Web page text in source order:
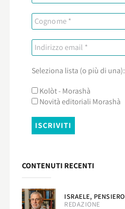
Seleziona lista (o più di una):
Kolòt - Morashà
Novità editoriali Morashà
CONTENUTI RECENTI
ISRAELE, PENSIERO
REDAZIONE